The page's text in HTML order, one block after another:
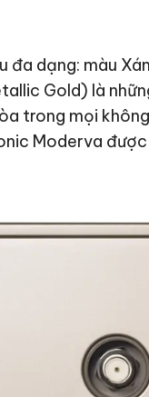
dạng: màu
Gold) là
trong mọi
Moderva được